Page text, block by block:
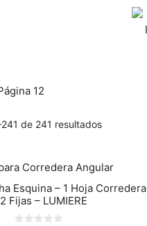
12
de 241 resultados
Esquina – 1 Hoja Corredera
Fijas – LUMIERE